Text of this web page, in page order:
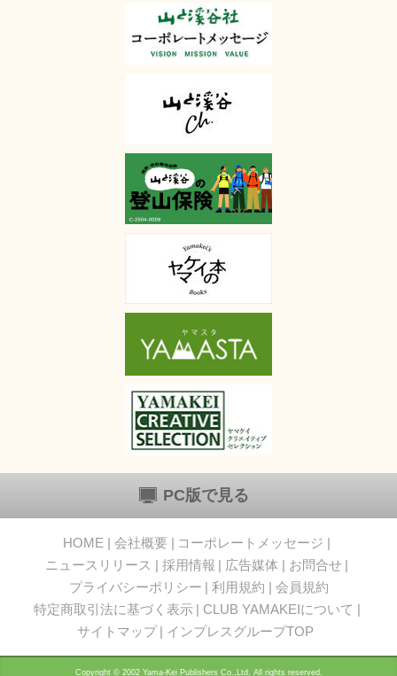
PC版で見る
HOME 会社概要
コーポレートメッセージ
ニュースリリース
採用情報 広告媒体
お問合せ
プライバシーポリシー
利用規約
会員規約
特定商取引法に基づく表示
CLUB YAMAKEIについて
サイトマップ
インプレスグループTOP
Copyright © 2002 Yama-Kei Publishers Co.,Ltd. All rights reserved.